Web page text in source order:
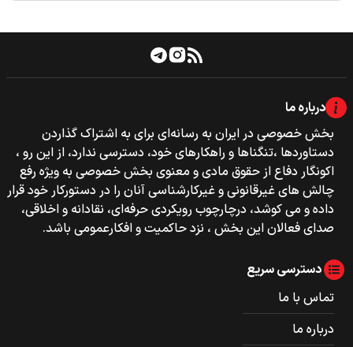
درباره ما
بخش خصوصی‌‌ در ایران به رسانه‌ای برای به اشتراک گذاردن
دستاوردها ،تنگناها و راهکارهای خود، دسترسی ندارد، از این رو ،
اکونگار دفاع از حقوق مادی و معنوی بخش خصوصی به ویژه رفع
چالش های غیرقانونی و غیرکارشناسی آنان را در دستورکار خود قرار
داده و می کوشد، درچارچوب رویکردی حرفه‌ای، نقادانه و اخلاقی،
صدای فعالان این بخش ، نزد حاکمیت و افکارعمومی باشد.
دسترسی سریع
تماس با ما
درباره ما